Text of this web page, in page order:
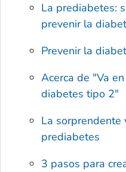
La prediabetes:
prevenir la
Prevenir la
Acerca de "Va
diabetes tipo 2"
La sorprendente
prediabetes
3 pasos para